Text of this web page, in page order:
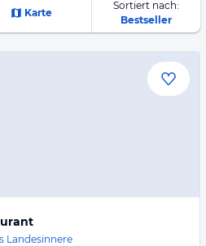
Karte
Sortiert nach:
Bestseller
Landesinnere